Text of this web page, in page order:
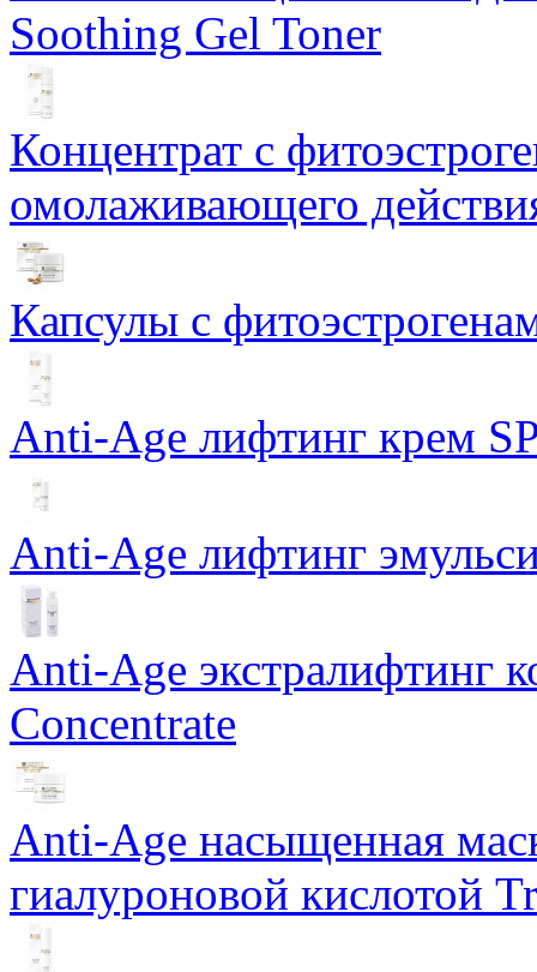
Soothing Gel Toner
Концентрат с
омолаживающего
Капсулы с
Anti-Age лифтинг крем
Anti-Age лифтинг
Anti-Age экстралифтинг
Concentrate
Anti-Age насыщенная
гиалуроновой кислотой